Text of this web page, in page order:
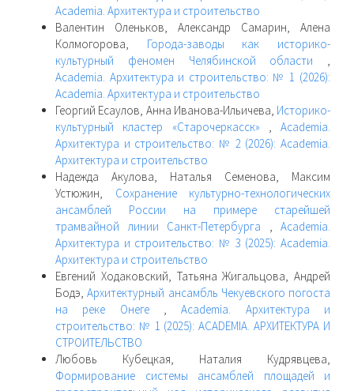
Academia. Архитектура и строительство
Валентин Оленьков, Александр Самарин, Алена
Колмогорова, Города-заводы как историко-
культурный феномен Челябинской области ,
Academia. Архитектура и строительство: № 1 (2026):
Academia. Архитектура и строительство
Георгий Есаулов, Анна Иванова-Ильичева, Историко-
культурный кластер «Старочеркасск» , Academia.
Архитектура и строительство: № 2 (2026): Academia.
Архитектура и строительство
Надежда Акулова, Наталья Семенова, Максим
Устюжин, Сохранение культурно-технологических
ансамблей России на примере старейшей
трамвайной линии Санкт-Петербурга , Academia.
Архитектура и строительство: № 3 (2025): Academia.
Архитектура и строительство
Евгений Ходаковский, Татьяна Жигальцова, Андрей
Бодэ,Архитектурный ансамбль Чекуевского погоста
на реке Онеге ,Academia. Архитектура и
строительство: № 1 (2025): ACADEMIA. АРХИТЕКТУРА И
СТРОИТЕЛЬСТВО
Любовь Кубецкая, Наталия Кудрявцева,
Формирование системы ансамблей площадей и